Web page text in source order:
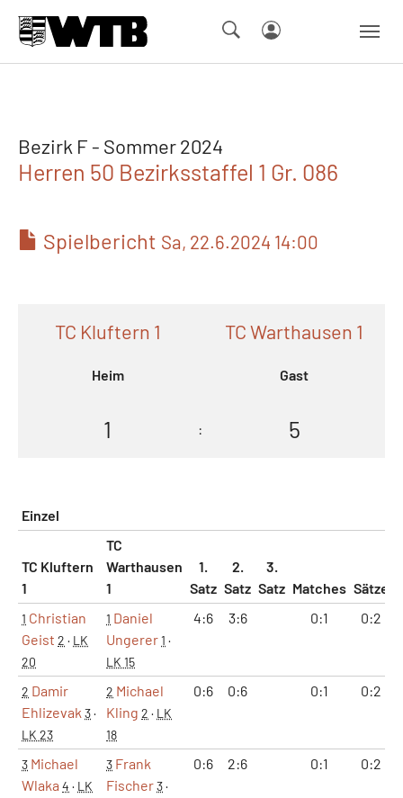
Bezirk F - Sommer 2024
Herren 50 Bezirksstaffel 1 Gr. 086
Spielbericht Sa, 22.6.2024 14:00
TC Kluftern 1
Heim
TC Warthausen 1
Gast
1 : 5
Einzel
TC Kluftern
1
TC
Warthausen
1
1.
Satz
2.
Satz
3.
Satz Matches Sätze
1 Christian
Geist 2 · LK
20
1 Daniel
Ungerer1 ·
LK 15
4:6 3:6 0:1 0:2
2 Damir
Ehlizevak 3·
LK 23
2 Michael
Kling 2 · LK
18
0:6 0:6 0:1 0:2
3 Michael
Wlaka 4 · LK
3 Frank
Fischer3·
0:6 2:6 0:1 0:2